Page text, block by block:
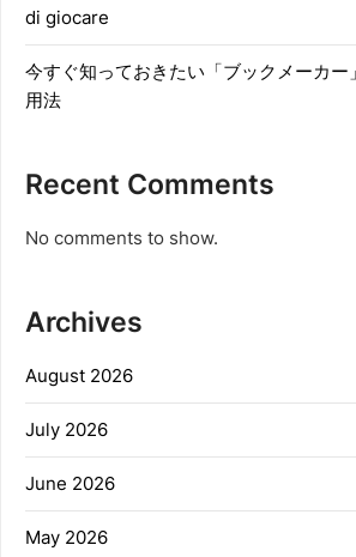
di giocare
今すぐ知っておきたい「ブックメーカ
用法
Recent Comments
No comments to show.
Archives
August 2026
July 2026
June 2026
May 2026